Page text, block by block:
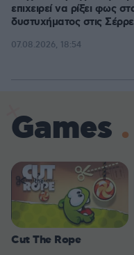
επιχειρεί να ρίξει φως
δυστυχήματος στις
07.08.2026, 18:54
Games
Cut The Rope